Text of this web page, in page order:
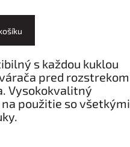
s každou kuklou
pred rozstrekom
Vysokokvalitný
použitie so všetkými